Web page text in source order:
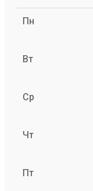
Пн
Вт
Ср
Чт
Пт